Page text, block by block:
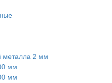
металла 2 мм
мм
мм